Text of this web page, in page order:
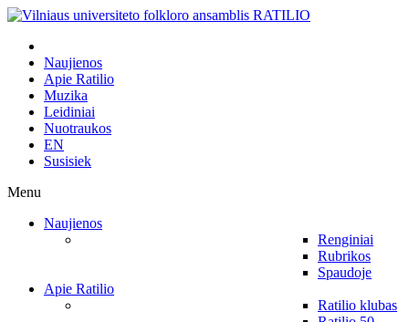
Naujienos
Apie Ratilio
Muzika
Leidiniai
Nuotraukos
EN
Susisiek
Menu
Naujienos
Renginiai
Rubrikos
Spaudoje
Apie Ratilio
Ratilio klubas